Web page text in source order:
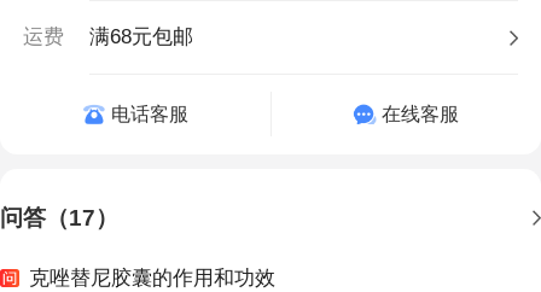
运费 满68元包邮
电话客服 在线客服
问答（17）
克唑替尼胶囊的作用和功效